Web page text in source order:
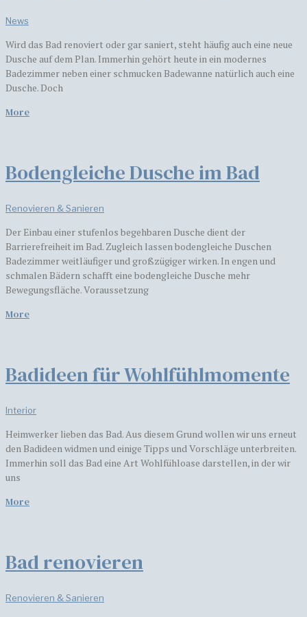
News
Wird das Bad renoviert oder gar saniert, steht häufig auch eine neue
Dusche auf dem Plan. Immerhin gehört heute in ein modernes
Badezimmer neben einer schmucken Badewanne natürlich auch eine
Dusche. Doch
More
Bodengleiche Dusche im Bad
Renovieren & Sanieren
Der Einbau einer stufenlos begehbaren Dusche dient der
Barrierefreiheit im Bad. Zugleich lassen bodengleiche Duschen
Badezimmer weitläufiger und großzügiger wirken. In engen und
schmalen Bädern schafft eine bodengleiche Dusche mehr
Bewegungsfläche. Voraussetzung
More
Badideen für Wohlfühlmomente
Interior
Heimwerker lieben das Bad. Aus diesem Grund wollen wir uns erneut
den Badideen widmen und einige Tipps und Vorschläge unterbreiten.
Immerhin soll das Bad eine Art Wohlfühloase darstellen, in der wir
uns
More
Bad renovieren
Renovieren & Sanieren